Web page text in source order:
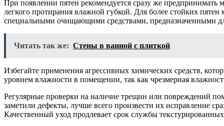
При появлении пятен рекомендуется сразу же предпринимать
легкого протирания влажной губкой. Для более стойких
специальными очищающими средствами, предназначенными
Читать так же: Стены в ванной с плиткой
Избегайте применения агрессивных химических средств,
уровнем влажности в помещении, так как чрезмерная
Регулярные проверки на наличие трещин или повреждений
заметили дефекты, лучше всего произвести их исправление
Качественный уход продлевает срок службы